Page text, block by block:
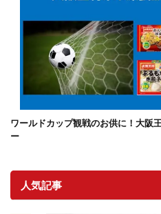
ワールドカップ観戦のお供に！大阪
ー
人気記事